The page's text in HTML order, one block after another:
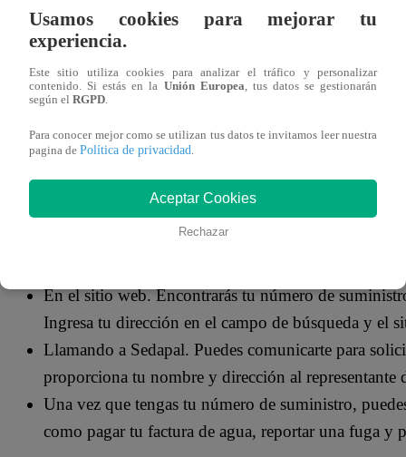
de agua potable, alcantarillado y tratamiento de aguas
país,Lima, y sus alrededores. Fue fundada en 1962 y
CÓMO VER EL NÚMERO DE
Hay varias formas de encontrar tu número de
En tu recibo de agua. El número de suministros de
derecha de tu recibo de agua.
En tu medidor de agua. El número de suministros
En el sitio web. Encontrarás tu número de
Ingresa tu dirección en el campo de búsqueda y el
Llamando a Sedapal. Puedes comunicarte para
proporciona tu nombre y dirección al
Una vez que tengas tu número de suministro,
como pagar tu factura de agua, reportar una fuga y
Usamos cookies para mejorar tu
experiencia.
Este sitio utiliza cookies para analizar el tráfico y personalizar
contenido. Si estás en la Unión Europea, tus datos se gestionarán
según el RGPD.
Para conocer mejor como se utilizan tus datos te invitamos leer nuestra
pagina de Política de privacidad.
Aceptar Cookies
Rechazar